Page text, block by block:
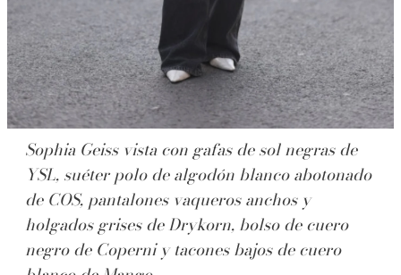
Sophia Geiss vista con gafas de sol negras de
YSL, suéter polo de algodón blanco abotonado
de COS, pantalones vaqueros anchos y
holgados grises de Drykorn, bolso de cuero
negro de Coperni y tacones bajos de cuero